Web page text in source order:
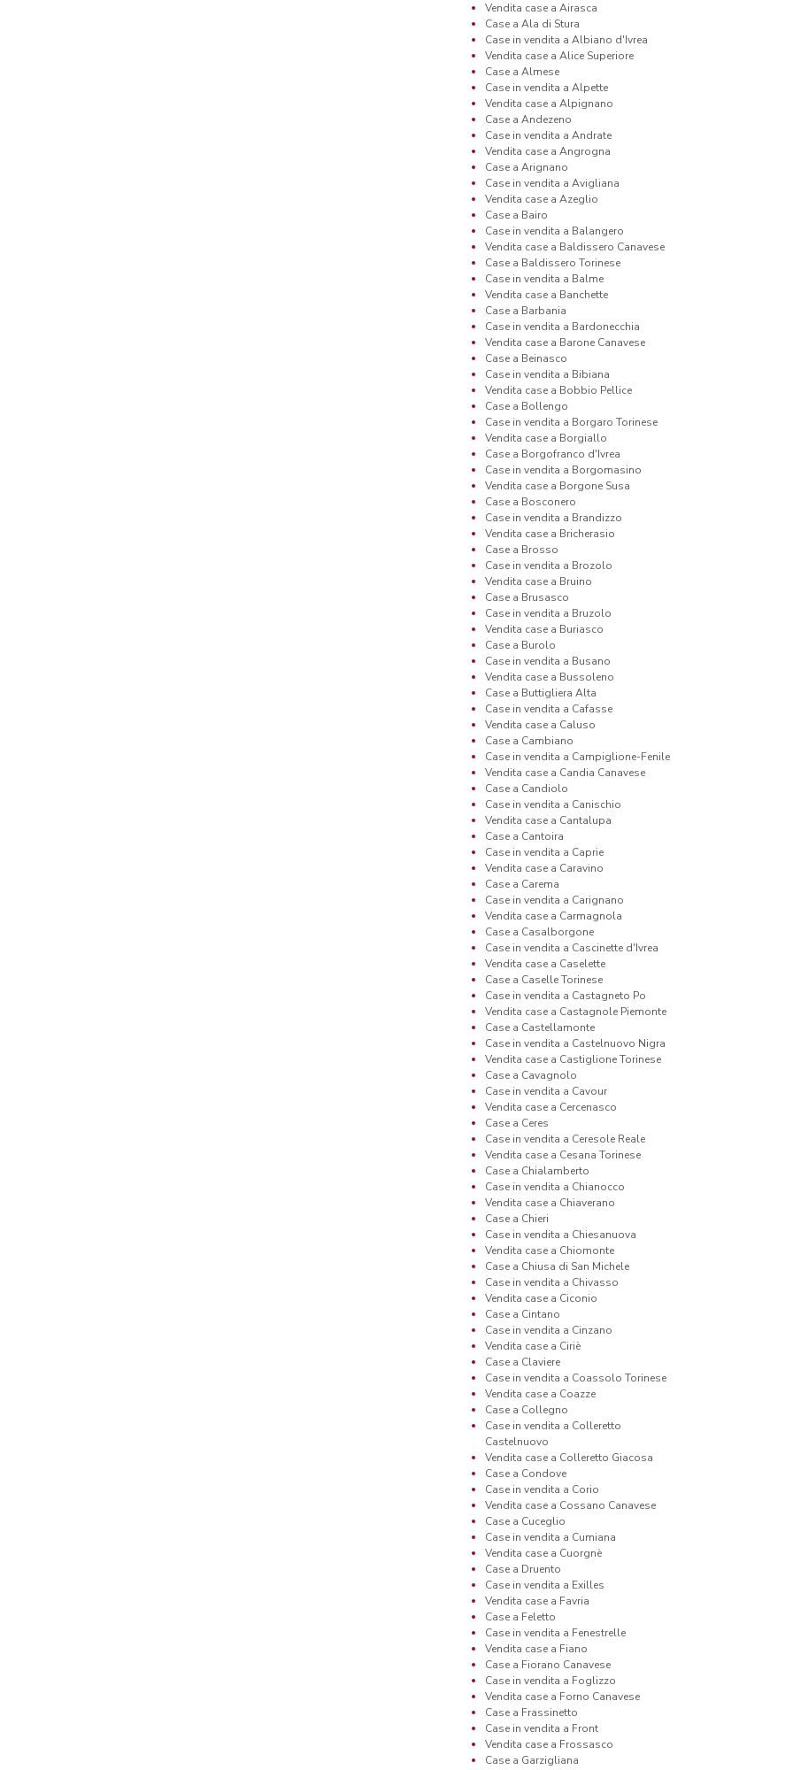
Vendita case a Airasca
Case a Ala di Stura
Case in vendita a Albiano d'Ivrea
Vendita case a Alice Superiore
Case a Almese
Case in vendita a Alpette
Vendita case a Alpignano
Case a Andezeno
Case in vendita a Andrate
Vendita case a Angrogna
Case a Arignano
Case in vendita a Avigliana
Vendita case a Azeglio
Case a Bairo
Case in vendita a Balangero
Vendita case a Baldissero Canavese
Case a Baldissero Torinese
Case in vendita a Balme
Vendita case a Banchette
Case a Barbania
Case in vendita a Bardonecchia
Vendita case a Barone Canavese
Case a Beinasco
Case in vendita a Bibiana
Vendita case a Bobbio Pellice
Case a Bollengo
Case in vendita a Borgaro Torinese
Vendita case a Borgiallo
Case a Borgofranco d'Ivrea
Case in vendita a Borgomasino
Vendita case a Borgone Susa
Case a Bosconero
Case in vendita a Brandizzo
Vendita case a Bricherasio
Case a Brosso
Case in vendita a Brozolo
Vendita case a Bruino
Case a Brusasco
Case in vendita a Bruzolo
Vendita case a Buriasco
Case a Burolo
Case in vendita a Busano
Vendita case a Bussoleno
Case a Buttigliera Alta
Case in vendita a Cafasse
Vendita case a Caluso
Case a Cambiano
Case in vendita a Campiglione-Fenile
Vendita case a Candia Canavese
Case a Candiolo
Case in vendita a Canischio
Vendita case a Cantalupa
Case a Cantoira
Case in vendita a Caprie
Vendita case a Caravino
Case a Carema
Case in vendita a Carignano
Vendita case a Carmagnola
Case a Casalborgone
Case in vendita a Cascinette d'Ivrea
Vendita case a Caselette
Case a Caselle Torinese
Case in vendita a Castagneto Po
Vendita case a Castagnole Piemonte
Case a Castellamonte
Case in vendita a Castelnuovo Nigra
Vendita case a Castiglione Torinese
Case a Cavagnolo
Case in vendita a Cavour
Vendita case a Cercenasco
Case a Ceres
Case in vendita a Ceresole Reale
Vendita case a Cesana Torinese
Case a Chialamberto
Case in vendita a Chianocco
Vendita case a Chiaverano
Case a Chieri
Case in vendita a Chiesanuova
Vendita case a Chiomonte
Case a Chiusa di San Michele
Case in vendita a Chivasso
Vendita case a Ciconio
Case a Cintano
Case in vendita a Cinzano
Vendita case a Ciriè
Case a Claviere
Case in vendita a Coassolo Torinese
Vendita case a Coazze
Case a Collegno
Case in vendita a Colleretto
Castelnuovo
Vendita case a Colleretto Giacosa
Case a Condove
Case in vendita a Corio
Vendita case a Cossano Canavese
Case a Cuceglio
Case in vendita a Cumiana
Vendita case a Cuorgnè
Case a Druento
Case in vendita a Exilles
Vendita case a Favria
Case a Feletto
Case in vendita a Fenestrelle
Vendita case a Fiano
Case a Fiorano Canavese
Case in vendita a Foglizzo
Vendita case a Forno Canavese
Case a Frassinetto
Case in vendita a Front
Vendita case a Frossasco
Case a Garzigliana